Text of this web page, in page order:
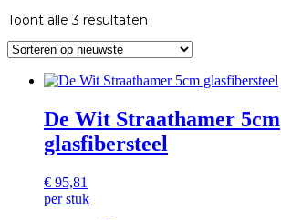
Toont alle 3 resultaten
nieuwste
De Wit Straathamer 5cm
glasfibersteel
€ 95,81
per stuk